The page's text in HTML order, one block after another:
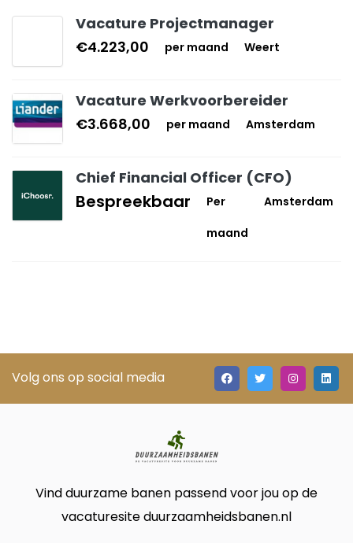
Vacature Projectmanager
€4.223,00
per maand Weert
Vacature Werkvoorbereider
€3.668,00
per maand Amsterdam
Chief Financial Officer (CFO)
Bespreekbaar
Per
maand
Amsterdam
Volg ons op social media
Vind duurzame banen passend voor jou op de
vacaturesite duurzaamheidsbanen.nl